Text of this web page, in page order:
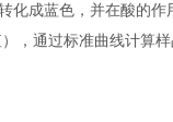
化成蓝色，并在酸的
，通过标准曲线计算